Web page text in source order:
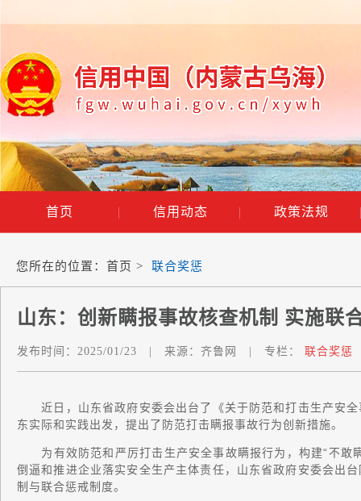
首页 | 信用动态 | 政策法规
您所在的位置： 首页 > 联合奖惩
山东：创新瞒报事故核查机制 实施联
发布时间： 2025/01/23 来源： 齐鲁网 专栏： 联合奖惩
近日，山东省政府安委会出台了《关于防范和打击生产安全
东实际和实践出发，提出了防范打击瞒报事故行为创新措施。
为有效防范和严厉打击生产安全事故瞒报行为，构建“不敢
倒逼和推进企业落实安全生产主体责任，山东省政府安委会出
制与联合惩戒制度。